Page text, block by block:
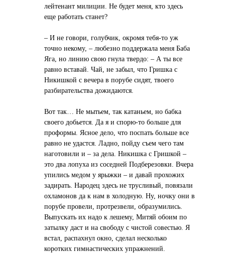
лейтенант милиции. Не будет меня, кто здесь
еще работать станет?
– И не говори, голубчик, окромя тебя-то уж
точно некому, – любезно поддержала меня Баба
Яга, но линию свою гнула твердо: – А ты все
равно вставай. Чай, не забыл, что Гришка с
Никишкой с вечера в порубе сидят, твоего
разбирательства дожидаются.
Вот так… Не мытьем, так катаньем, но бабка
своего добьется. Да я и спорю-то больше для
проформы. Ясное дело, что поспать больше все
равно не удастся. Ладно, пойду съем чего там
наготовили и – за дела. Никишка с Гришкой –
это два лопуха из соседней Подберезовки. Вчера
упились медом у ярыжки – и давай прохожих
задирать. Народец здесь не трусливый, повязали
охламонов да к нам в холодную. Ну, ночку они в
порубе провели, протрезвели, образумились.
Выпускать их надо к лешему, Митяй обоим по
затылку даст и на свободу с чистой совестью. Я
встал, распахнул окно, сделал несколько
коротких гимнастических упражнений.